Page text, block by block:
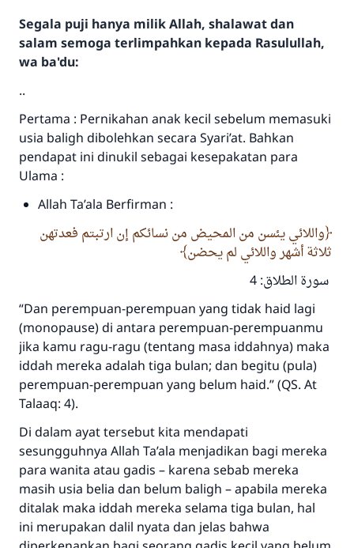
Segala puji hanya milik Allah, shalawat dan
salam semoga terlimpahkan kepada Rasulullah,
wa ba'du:
..
Pertama : Pernikahan anak kecil sebelum memasuki
usia baligh dibolehkan secara Syari’at. Bahkan
pendapat ini dinukil sebagai kesepakatan para
Ulama :
Allah Ta’ala Berfirman :
واللائي يئسن من المحيض من نسائكم إن ارتبتم فعدتهن
ثلاثة أشهر واللائي لم يحضن
سورة الطلاق: 4
“Dan perempuan-perempuan yang tidak haid lagi
(monopause) di antara perempuan-perempuanmu
jika kamu ragu-ragu (tentang masa iddahnya) maka
iddah mereka adalah tiga bulan; dan begitu (pula)
perempuan-perempuan yang belum haid.” (QS. At
Talaaq: 4).
Di dalam ayat tersebut kita mendapati
sesungguhnya Allah Ta’ala menjadikan bagi mereka
para wanita atau gadis – karena sebab mereka
masih usia belia dan belum baligh – apabila mereka
ditalak maka iddah mereka selama tiga bulan, hal
ini merupakan dalil nyata dan jelas bahwa